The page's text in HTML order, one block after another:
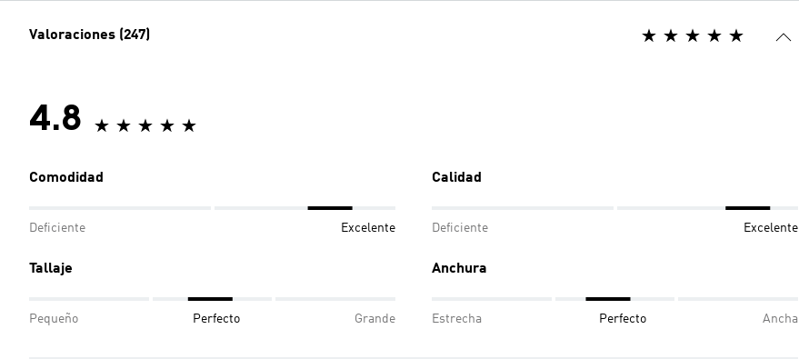
Valoraciones (247)
4.8
Comodidad
Deficiente Excelente
Calidad
Deficiente Excelente
Tallaje
Pequeño Perfecto Grande
Anchura
Estrecha Perfecto Ancha